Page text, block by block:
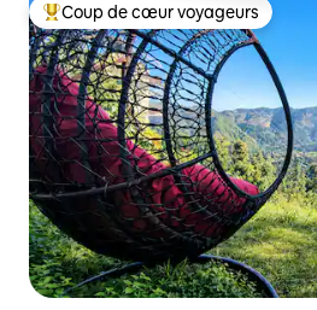
Coup de cœur voyageurs parmi les
Coup de cœur voyageurs